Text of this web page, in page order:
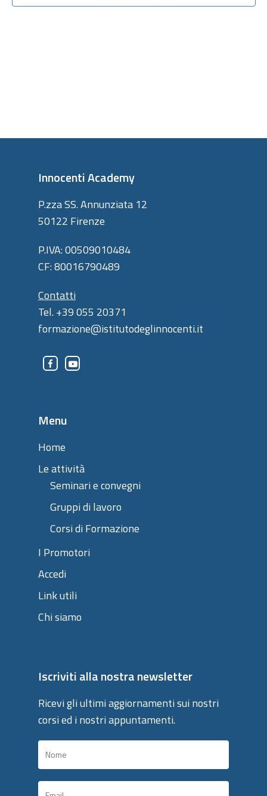
Innocenti Academy
P.zza SS. Annunziata 12
50122 Firenze
P.IVA: 00509010484
CF: 80016790489
Contatti
Tel. +39 055 20371
formazione@istitutodeglinnocenti.it
Menu
Home
Le attività
Seminari e convegni
Gruppi di lavoro
Corsi di Formazione
I Promotori
Accedi
Link utili
Chi siamo
Iscriviti alla nostra newsletter
Ricevi gli ultimi aggiornamenti sui nostri
corsi ed i nostri appuntamenti.